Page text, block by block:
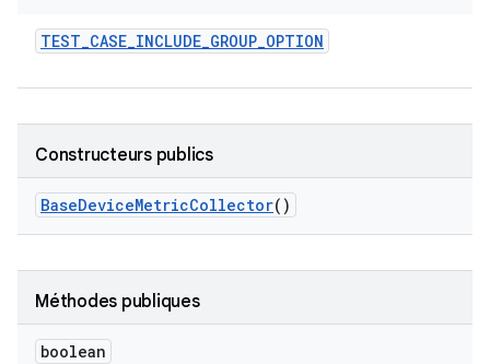
TEST_CASE_INCLUDE_GROUP_OPTION
Constructeurs publics
BaseDeviceMetricCollector()
Méthodes publiques
boolean